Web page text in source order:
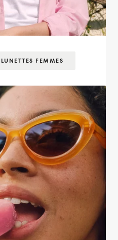
FEMMES